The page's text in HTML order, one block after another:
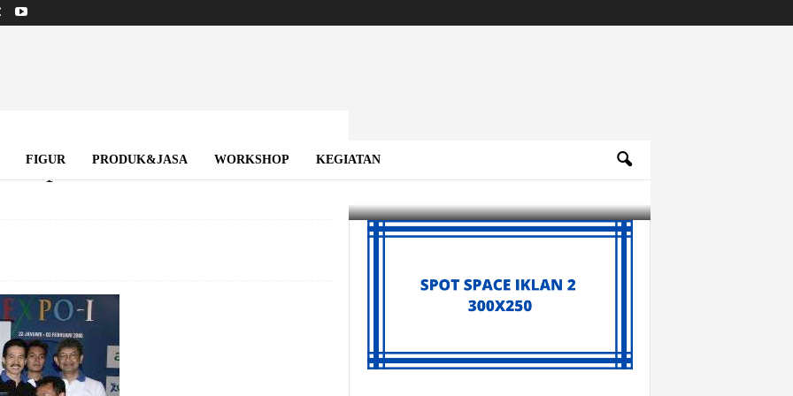
FIGUR PRODUK&JASA WORKSHOP KEGIATAN
Sains